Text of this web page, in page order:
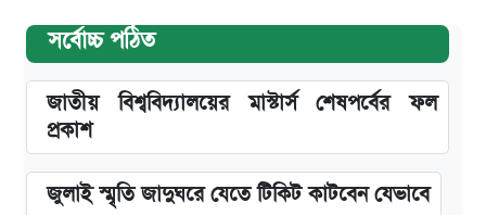
সর্বোচ্চ পঠিত
জাতীয় বিশ্ববিদ্যালয়ের মাস্টার্স শেষপর্বের ফল
প্রকাশ
জুলাই স্মৃতি জাদুঘরে যেতে টিকিট কাটবেন যেভাবে